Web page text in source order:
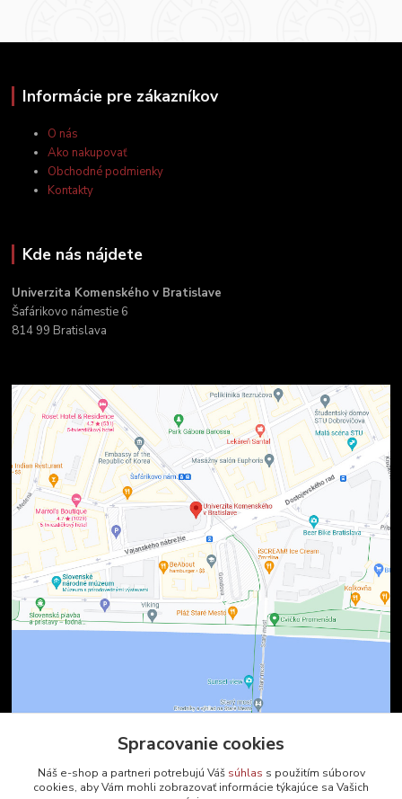
Informácie pre zákazníkov
O nás
Ako nakupovať
Obchodné podmienky
Kontakty
Kde nás nájdete
Univerzita Komenského v Bratislave
Šafárikovo námestie 6
814 99 Bratislava
Kontakty
Spracovanie cookies
Náš e-shop a partneri potrebujú Váš súhlas s použitím súborov
cookies, aby Vám mohli zobrazovať informácie týkajúce sa Vašich